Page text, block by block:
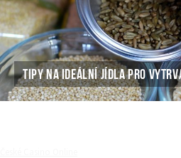
TIPY NA IDEÁLNÍ JÍDLA PRO